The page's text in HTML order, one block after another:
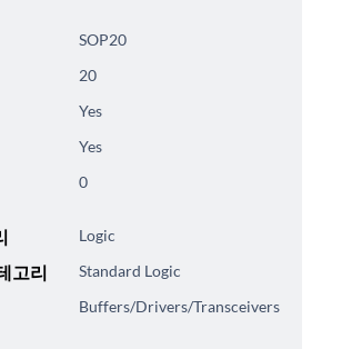
SOP20
20
Yes
Yes
0
Logic
고리 Standard Logic
Buffers/Drivers/Transceivers